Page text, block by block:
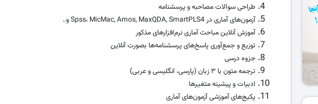
طراحی سوالات مصاحبه و پرسشنامه
آزمون‌های آماری در Spss، MicMac, Amos, MaxQDA, SmartPLS4 و..
آموزش آنلاین مباحث آماری نرم‌افزارهای مذکور
توزیع و جمع‌آوری پاسخ‌های پرسشنامه‌ها بصورت آنلاین
جزوه درسی
ترجمه متون با ۳ زبان (پارسی، انگلیسی و عربی)
ادبیات و پیشینه متغیرها
پکیج‌های آموزشی آزمون‌های آماری